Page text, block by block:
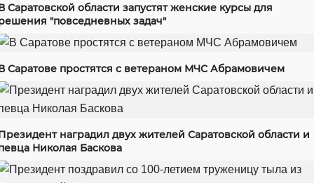
Саратовской области запустят женские курсы для
"повседневных задач"
Саратове простятся с ветераном МЧС Абрамовичем
наградил двух жителей Саратовской области и
Николая Баскова